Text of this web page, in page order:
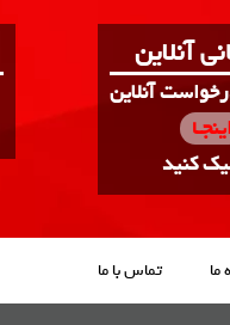
آنلاین
آنلاین
اینجـا
کنید
ما تماس با ما